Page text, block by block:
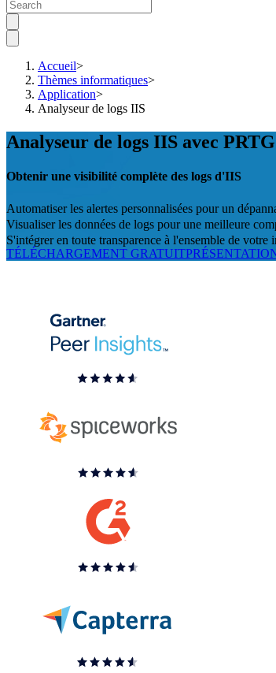
Accueil>
Thèmes informatiques>
Application>
Analyseur de logs IIS
Analyseur de logs IIS avec PRTG
Obtenir une visibilité complète des logs d'IIS
Automatiser les alertes personnalisées pour un
Visualiser les données de logs pour une meilleure
S'intégrer en toute transparence à l'ensemble de votre
TÉLÉCHARGEMENT GRATUIT